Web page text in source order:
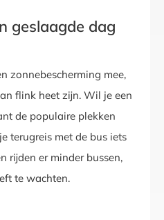
geslaagde dag
zonnebescherming mee,
flink heet zijn. Wil je een
de populaire plekken
terugreis met de bus iets
rijden er minder bussen,
te wachten.